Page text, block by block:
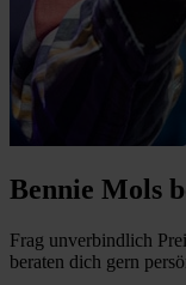
Bennie Mols
Frag unverbindlich
beraten dich gern